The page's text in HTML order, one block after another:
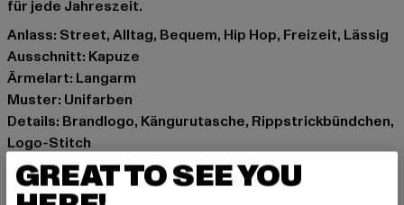
für jede Jahreszeit.
Anlass: Street, Alltag, Bequem, Hip Hop, Freizeit, Lässig
Ausschnitt: Kapuze
Ärmelart: Langarm
Muster: Unifarben
Details: Brandlogo, Kängurutasche, Rippstrickbündchen,
Logo-Stitch
Schnitt: Oversize
Marke: Dropsize
GREAT TO SEE YOU